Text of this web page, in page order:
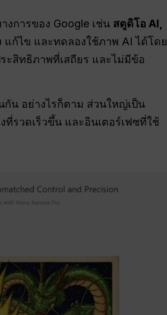
งการของ Google เช่น สตูดิโอ AI,
ก้ไข และทดลองใช้ภาพ AI ได้โดย
ะสิทธิภาพที่เสถียร และไม่มีข้อ
กัน อย่างไรก็ตาม ส่วนใหญ่เป็น
รวดเร็วขึ้น และอินเตอร์เฟซที่ใช้